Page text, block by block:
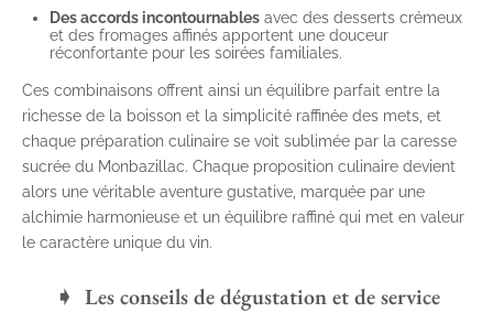
Des accords incontournables avec des desserts crémeux
et des fromages affinés apportent une douceur
réconfortante pour les soirées familiales.
Ces combinaisons offrent ainsi un équilibre parfait entre la
richesse de la boisson et la simplicité raffinée des mets, et
chaque préparation culinaire se voit sublimée par la caresse
sucrée du Monbazillac. Chaque proposition culinaire devient
alors une véritable aventure gustative, marquée par une
alchimie harmonieuse et un équilibre raffiné qui met en valeur
le caractère unique du vin.
Les conseils de dégustation et de service